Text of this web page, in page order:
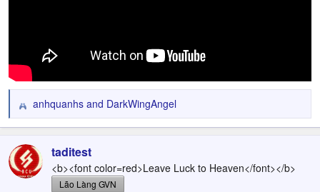
R
e
c
t
i
anhquanhs and DarkWingAngel
taditest
<b><font color=red>Leave Luck to Heaven</font></b>
Lão Làng GVN